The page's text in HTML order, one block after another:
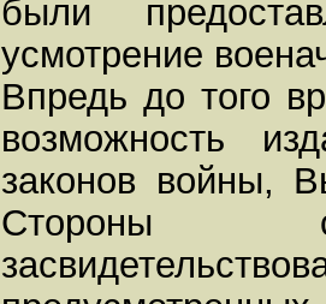
были
усмотрение
Впредь до того
возможность
законов войны,
Стороны